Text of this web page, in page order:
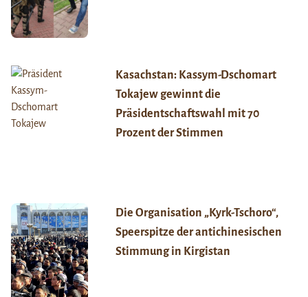
Kasachstan: Kassym-Dschomart
Tokajew gewinnt die
Präsidentschaftswahl mit 70
Prozent der Stimmen
Die Organisation „Kyrk-Tschoro“,
Speerspitze der antichinesischen
Stimmung in Kirgistan